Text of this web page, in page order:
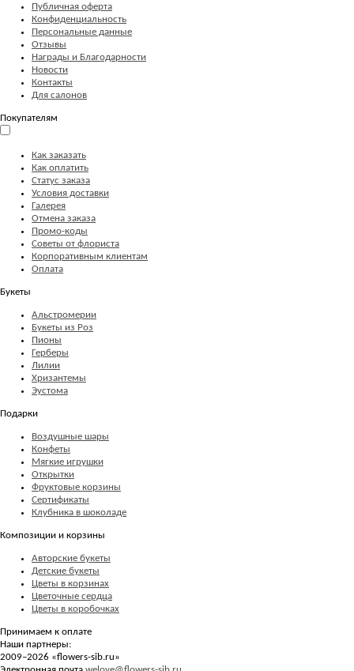
Публичная оферта
Конфиденциальность
Персональные данные
Отзывы
Награды и Благодарности
Новости
Контакты
Для салонов
Покупателям
Как заказать
Как оплатить
Статус заказа
Условия доставки
Галерея
Отмена заказа
Промо-коды
Советы от флориста
Корпоративным клиентам
Оплата
Букеты
Альстромерии
Букеты из Роз
Пионы
Герберы
Лилии
Хризантемы
Эустома
Подарки
Воздушные шары
Конфеты
Мягкие игрушки
Открытки
Фруктовые корзины
Сертификаты
Клубника в шоколаде
Композиции и корзины
Авторские букеты
Детские букеты
Цветы в корзинах
Цветочные сердца
Цветы в коробочках
Принимаем к оплате
Наши партнеры:
2009–2026 «flowers-sib.ru»